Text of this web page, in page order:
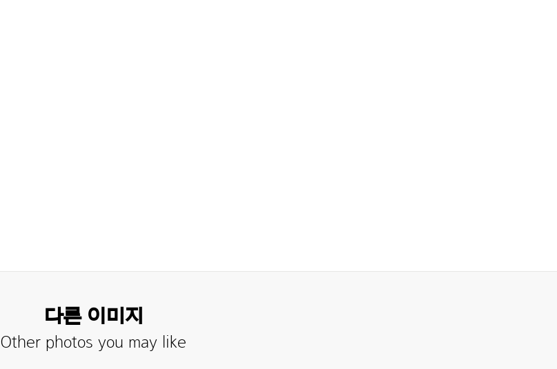
다른 이미지
Other photos you may like